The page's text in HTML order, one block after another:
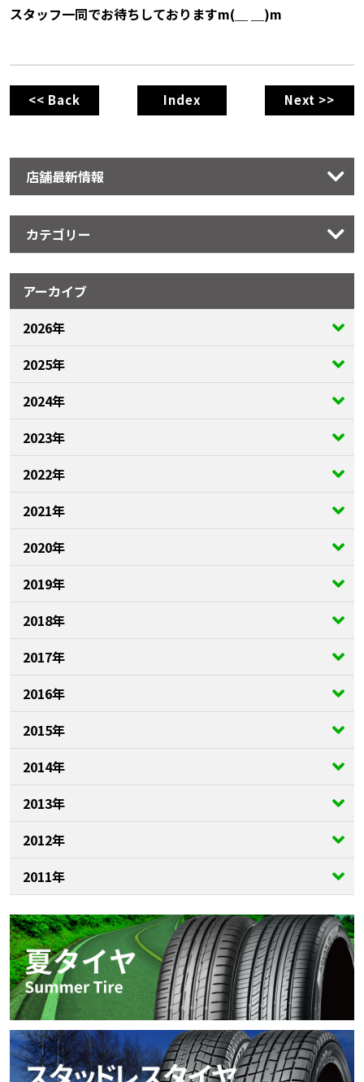
スタッフ一同でお待ちしておりますm(＿ ＿)m
<< Back Index Next >>
店舗最新情報
カテゴリー
アーカイブ
2026年
2025年
2024年
2023年
2022年
2021年
2020年
2019年
2018年
2017年
2016年
2015年
2014年
2013年
2012年
2011年